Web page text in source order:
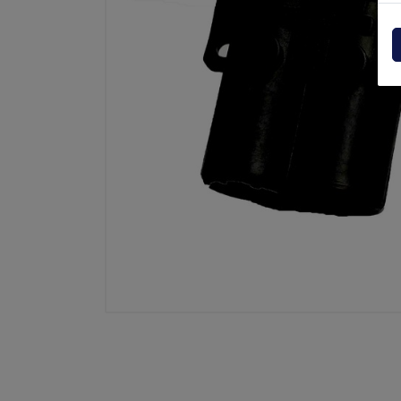
Centraline
Esplosi ricambi
MIR